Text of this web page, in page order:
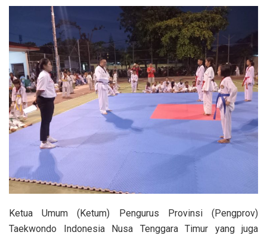
Ketua Umum (Ketum) Pengurus Provinsi (Pengprov)
Taekwondo Indonesia Nusa Tenggara Timur yang juga